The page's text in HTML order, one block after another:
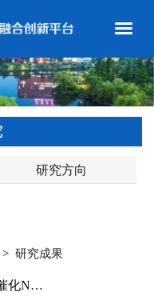
研究方向
研究成果
平台黄建峰教授在电催化NO3−制NH3研究方面取得新进展